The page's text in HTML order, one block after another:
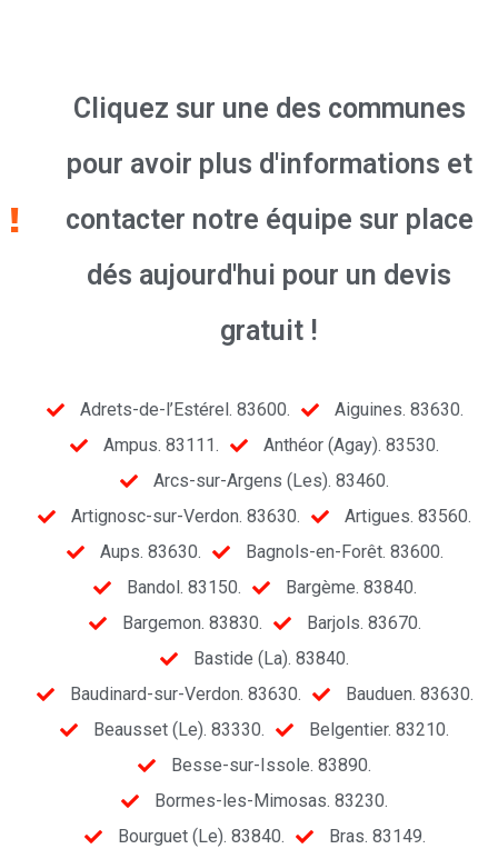
Cliquez sur une des communes
pour avoir plus d'informations et
contacter notre équipe sur place
dés aujourd'hui pour un devis
gratuit !
Adrets-de-l’Estérel. 83600.
Aiguines. 83630.
Ampus. 83111.
Anthéor (Agay). 83530.
Arcs-sur-Argens (Les). 83460.
Artignosc-sur-Verdon. 83630.
Artigues. 83560.
Aups. 83630.
Bagnols-en-Forêt. 83600.
Bandol. 83150.
Bargème. 83840.
Bargemon. 83830.
Barjols. 83670.
Bastide (La). 83840.
Baudinard-sur-Verdon. 83630.
Bauduen. 83630.
Beausset (Le). 83330.
Belgentier. 83210.
Besse-sur-Issole. 83890.
Bormes-les-Mimosas. 83230.
Bourguet (Le). 83840.
Bras. 83149.